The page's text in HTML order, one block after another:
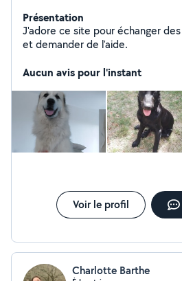
Présentation
J'adore ce site pour échanger
et demander de l'aide.
Aucun avis pour l'instant
Voir le profil
Charlotte Barthe